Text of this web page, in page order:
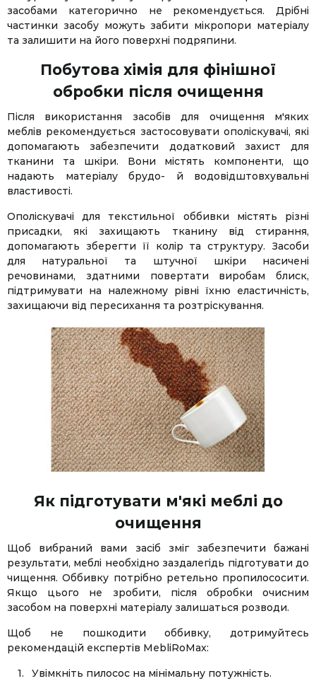
засобами категорично не рекомендується. Дрібні
частинки засобу можуть забити мікропори матеріалу
та залишити на його поверхні подряпини.
Побутова хімія для фінішної
обробки після очищення
Після використання засобів для очищення м'яких
меблів рекомендується застосовувати ополіскувачі, які
допомагають забезпечити додатковий захист для
тканини та шкіри. Вони містять компоненти, що
надають матеріалу брудо- й водовідштовхувальні
властивості.
Ополіскувачі для текстильної оббивки містять різні
присадки, які захищають тканину від стирання,
допомагають зберегти її колір та структуру. Засоби
для натуральної та штучної шкіри насичені
речовинами, здатними повертати виробам блиск,
підтримувати на належному рівні їхню еластичність,
захищаючи від пересихання та розтріскування.
Як підготувати м'які меблі до
очищення
Щоб вибраний вами засіб зміг забезпечити бажані
результати, меблі необхідно заздалегідь підготувати до
чищення. Оббивку потрібно ретельно пропилососити.
Якщо цього не зробити, після обробки очисним
засобом на поверхні матеріалу залишаться розводи.
Щоб не пошкодити оббивку, дотримуйтесь
рекомендацій експертів MebliRoMax:
Увімкніть пилосос на мінімальну потужність.